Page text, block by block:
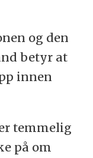
og den
betyr at
innen
temmelig
på om